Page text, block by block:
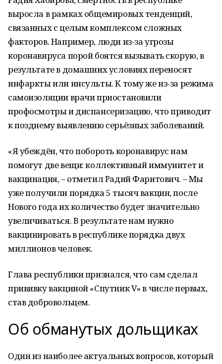
выросла в рамках общемировых тенденций,
связанных с целым комплексом сложных
факторов. Например, люди из-за угрозы
коронавируса порой боятся вызывать скорую, в
результате в домашних условиях переносят
инфаркты или инсульты. К тому же из-за режима
самоизоляции врачи приостановили
профосмотры и диспансеризацию, что приводит
к позднему выявлению серьёзных заболеваний.
«Я убеждён, что побороть коронавирус нам
помогут две вещи: коллективный иммунитет и
вакцинация, – отметил Радий Фаритович. – Мы
уже получили порядка 5 тысяч вакцин, после
Нового года их количество будет значительно
увеличиваться. В результате нам нужно
вакцинировать в республике порядка двух
миллионов человек.
Глава республики признался, что сам сделал
прививку вакциной «Спутник V» в числе первых,
став добровольцем.
Об обманутых дольщиках
Один из наиболее актуальных вопросов, который